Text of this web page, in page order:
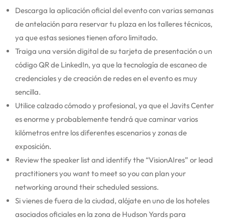
Descarga la aplicación oficial del evento con varias semanas
de antelación para reservar tu plaza en los talleres técnicos,
ya que estas sesiones tienen aforo limitado.
Traiga una versión digital de su tarjeta de presentación o un
código QR de LinkedIn, ya que la tecnología de escaneo de
credenciales y de creación de redes en el evento es muy
sencilla.
Utilice calzado cómodo y profesional, ya que el Javits Center
es enorme y probablemente tendrá que caminar varios
kilómetros entre los diferentes escenarios y zonas de
exposición.
Review the speaker list and identify the “VisionAIres” or lead
practitioners you want to meet so you can plan your
networking around their scheduled sessions.
Si vienes de fuera de la ciudad, alójate en uno de los hoteles
asociados oficiales en la zona de Hudson Yards para